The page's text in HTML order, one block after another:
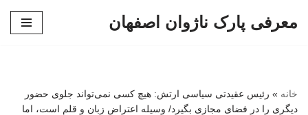
معرفی پارک ناژوان اصفهان
خانه » رئیس عقیدتی سیاسی ارتش: هیچ کسی نمی‌تواند جلوی حضور
دیگری را در فضای مجازی بگیرد/ وسیله اعتراض زبان و قلم است، اما